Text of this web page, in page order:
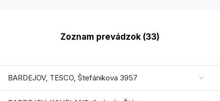
Zoznam prevádzok (33)
BARDEJOV, TESCO, Štefánikova 3957